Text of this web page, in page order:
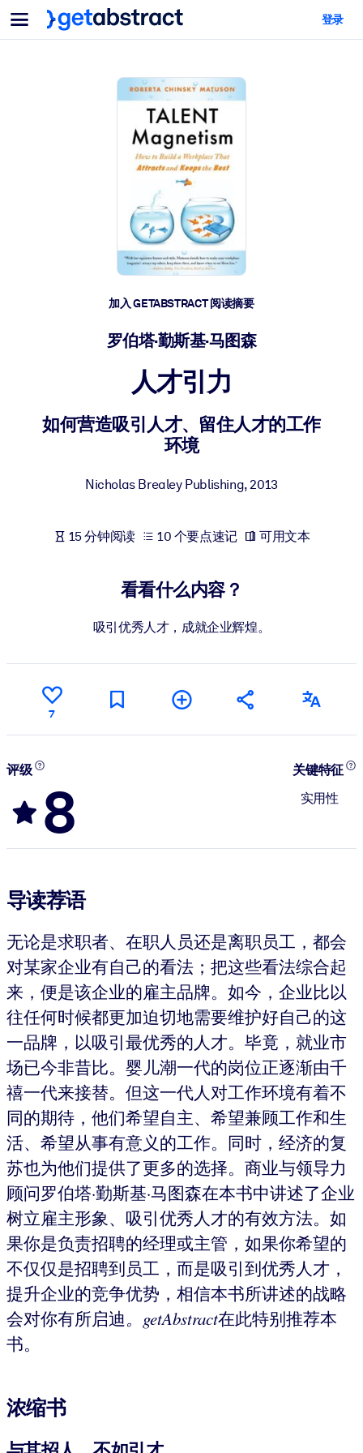
菜单
面向团队与管理者
为您的员工配备关键的人工智能技能。
帮助您的管理者为未来的工作时代做好准备。
让团队更轻松地共同学习、解决实际问题并更快采取行动。
培养您的员工应对未来挑战所需的技能。
将简短且经过验证的知识引入您的 LMS/LXP，以获得更强的学习效
面向人工智能系统
面向人工智能系统
登录
加入 GETABSTRACT 阅读摘要
罗伯塔·勤斯基·马图森
人才引力
如何营造吸引人才、留住人才的工作
环境
Nicholas Brealey Publishing,2013
15 分钟阅读 10 个要点速记 可用文本
看看什么内容？
吸引优秀人才，成就企业辉煌。
7
评级
8
关键特征
实用性
导读荐语
无论是求职者、在职人员还是离职员工，都会
对某家企业有自己的看法；把这些看法综合起
来，便是该企业的雇主品牌。如今，企业比以
往任何时候都更加迫切地需要维护好自己的这
一品牌，以吸引最优秀的人才。毕竟，就业市
场已今非昔比。婴儿潮一代的岗位正逐渐由千
禧一代来接替。但这一代人对工作环境有着不
同的期待，他们希望自主、希望兼顾工作和生
活、希望从事有意义的工作。同时，经济的复
苏也为他们提供了更多的选择。商业与领导力
顾问罗伯塔·勤斯基·马图森在本书中讲述了企业
树立雇主形象、吸引优秀人才的有效方法。如
果你是负责招聘的经理或主管，如果你希望的
不仅仅是招聘到员工，而是吸引到优秀人才，
提升企业的竞争优势，相信本书所讲述的战略
会对你有所启迪。getAbstract在此特别推荐本
书。
浓缩书